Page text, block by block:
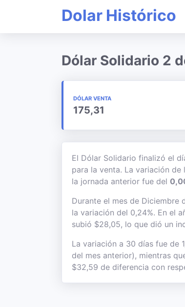
Dolar Histórico
Dólar Solidario 2
DÓLAR VENTA
175,31
El Dólar Solidario finalizó el
para la venta. La variación
la jornada anterior fue del
Durante el mes de Diciembre
la variación del 0,24%. En el
subió $28,05, lo que dió un
La variación a 30 días fue de
del mes anterior), mientras
$32,59 de diferencia con